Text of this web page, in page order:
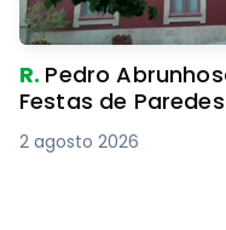
R. Pedro
Festas de
2 agosto 2026